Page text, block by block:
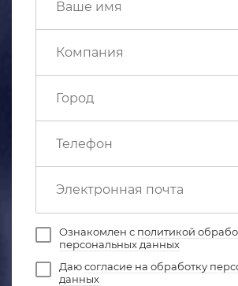
Ознакомлен с политикой
персональных данных
Даюсогласие на обработку
данных